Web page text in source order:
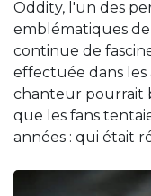
Oddity, l'un des
emblématiques
continue de
effectuée dans les
chanteur pourrait
que les fans
années : qui était